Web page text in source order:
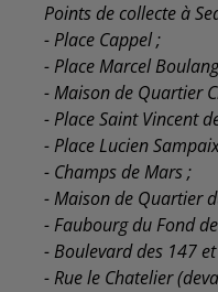
Points de collecte à
- Place Cappel ;
- Place Marcel
- Maison de Quartier
- Place Saint Vincent
- Place Lucien
- Champs de Mars ;
- Maison de Quartier
- Faubourg du Fond
- Boulevard des 147
- Rue le Chatelier